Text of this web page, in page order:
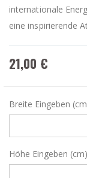
internationale
eine inspirierende
21,00 €
Breite Eingeben
Höhe Eingeben (cm)